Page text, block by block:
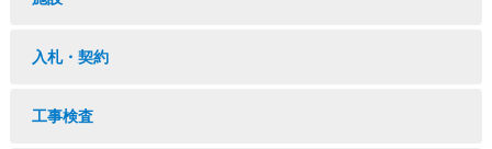
入札・契約
工事検査